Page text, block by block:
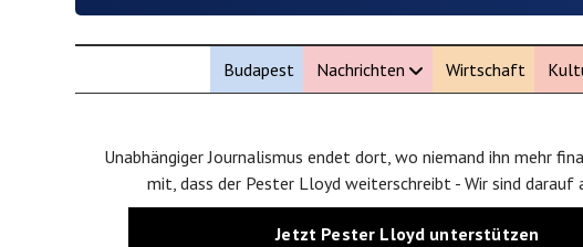
Budapest Nachrichten Wirtschaft
Unabhängiger Journalismus endet dort, wo niemand ihn mehr
mit, dass der Pester Lloyd weiterschreibt - Wir sind darauf
Jetzt Pester Lloyd unterstützen